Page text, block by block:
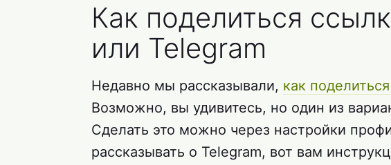
Как поделиться
или Telegram
Недавно мы рассказывали, как
Возможно, вы удивитесь, но один из
Сделать это можно через настройки
рассказывать о Telegram, вот вам